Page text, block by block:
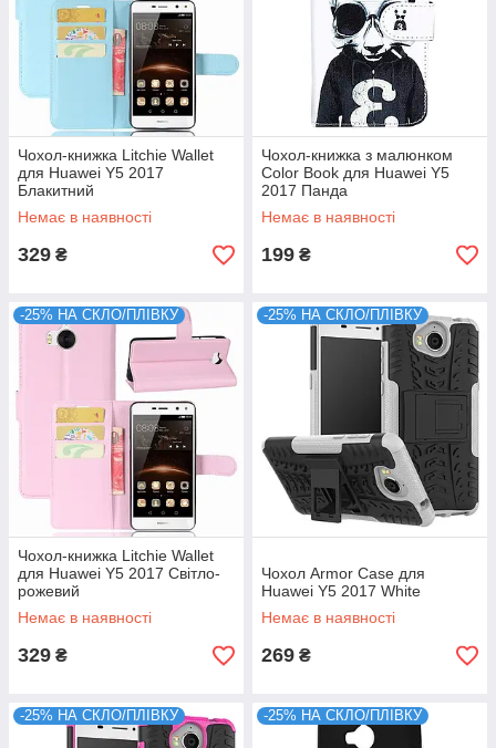
Чохол-книжка Litchie Wallet
для Huawei Y5 2017
Блакитний
Немає в наявності
329 ₴
Чохол-книжка з малюнком
Color Book для Huawei Y5
2017 Панда
Немає в наявності
199 ₴
-25% НА СКЛО/ПЛІВКУ
Чохол-книжка Litchie Wallet
для Huawei Y5 2017 Світло-
рожевий
Немає в наявності
329 ₴
-25% НА СКЛО/ПЛІВКУ
Чохол Armor Case для
Huawei Y5 2017 White
Немає в наявності
269 ₴
-25% НА СКЛО/ПЛІВКУ -25% НА СКЛО/ПЛІВКУ